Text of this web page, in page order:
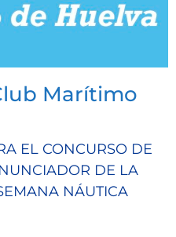
Marítimo
EL CONCURSO DE
DE LA
NÁUTICA